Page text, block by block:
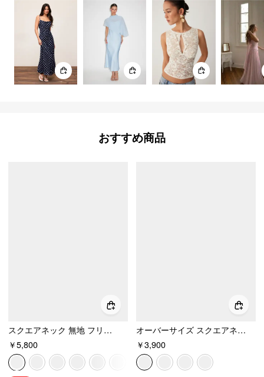
おすすめ商品
スクエアネック 無地 フリル 結び ショートスリーブ ブラウス
￥5,800
オーバーサイズ スクエアネック レーストリム ミニナイトドレス
￥3,900